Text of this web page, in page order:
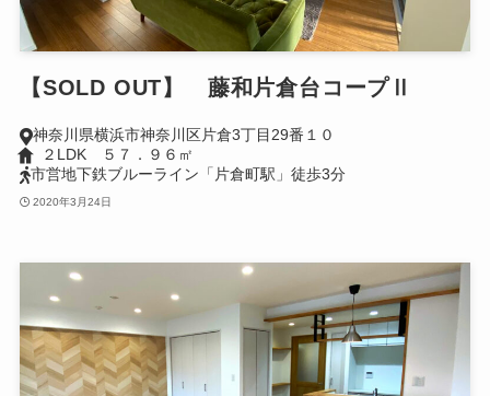
【SOLD OUT】 藤和片倉台コープⅡ
神奈川県横浜市神奈川区片倉3丁目29番１０
２LDK ５７．９６㎡
市営地下鉄ブルーライン「片倉町駅」徒歩3分
2020年3月24日